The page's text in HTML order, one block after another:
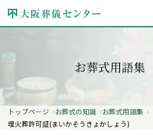
お葬式用語集
トップページ お葬式の知識
お葬式用語集
埋火葬許可証(まいかそうきょかしょう)